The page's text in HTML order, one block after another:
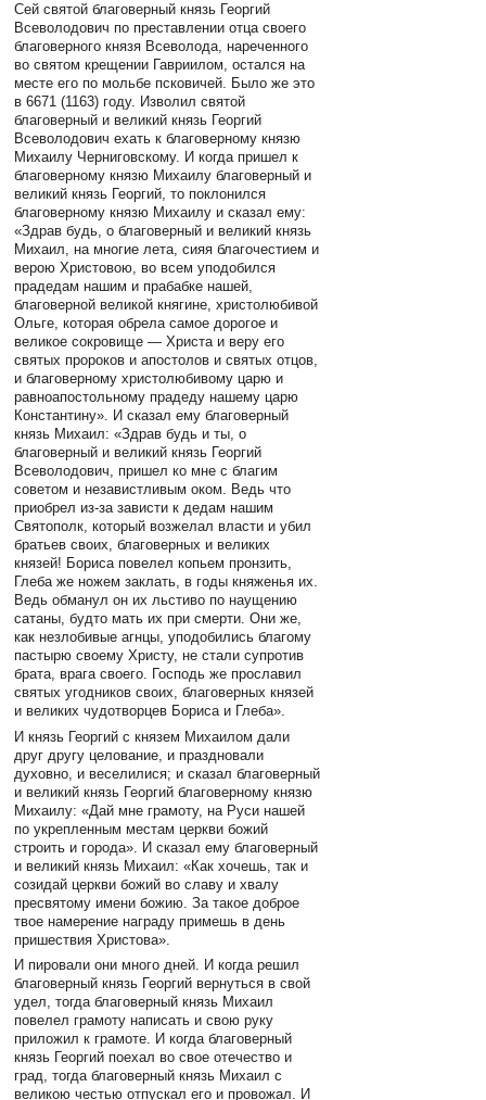
Сей святой благоверный князь Георгий
Всеволодович по преставлении отца своего
благоверного князя Всеволода, нареченного
во святом крещении Гавриилом, остался на
месте его по мольбе псковичей. Было же это
в 6671 (1163) году. Изволил святой
благоверный и великий князь Георгий
Всеволодович ехать к благоверному князю
Михаилу Черниговскому. И когда пришел к
благоверному князю Михаилу благоверный и
великий князь Георгий, то поклонился
благоверному князю Михаилу и сказал ему:
«Здрав будь, о благоверный и великий князь
Михаил, на многие лета, сияя благочестием и
верою Христовою, во всем уподобился
прадедам нашим и прабабке нашей,
благоверной великой княгине, христолюбивой
Ольге, которая обрела самое дорогое и
великое сокровище — Христа и веру его
святых пророков и апостолов и святых отцов,
и благоверному христолюбивому царю и
равноапостольному прадеду нашему царю
Константину». И сказал ему благоверный
князь Михаил: «Здрав будь и ты, о
благоверный и великий князь Георгий
Всеволодович, пришел ко мне с благим
советом и независтливым оком. Ведь что
приобрел из-за зависти к дедам нашим
Святополк, который возжелал власти и убил
братьев своих, благоверных и великих
князей! Бориса повелел копьем пронзить,
Глеба же ножем заклать, в годы княженья их.
Ведь обманул он их льстиво по наущению
сатаны, будто мать их при смерти. Они же,
как незлобивые агнцы, уподобились благому
пастырю своему Христу, не стали супротив
брата, врага своего. Господь же прославил
святых угодников своих, благоверных князей
и великих чудотворцев Бориса и Глеба».
И князь Георгий с князем Михаилом дали
друг другу целование, и праздновали
духовно, и веселилися; и сказал благоверный
и великий князь Георгий благоверному князю
Михаилу: «Дай мне грамоту, на Руси нашей
по укрепленным местам церкви божий
строить и города». И сказал ему благоверный
и великий князь Михаил: «Как хочешь, так и
созидай церкви божий во славу и хвалу
пресвятому имени божию. За такое доброе
твое намерение награду примешь в день
пришествия Христова».
И пировали они много дней. И когда решил
благоверный князь Георгий вернуться в свой
удел, тогда благоверный князь Михаил
повелел грамоту написать и свою руку
приложил к грамоте. И когда благоверный
князь Георгий поехал во свое отечество и
град, тогда благоверный князь Михаил с
великою честью отпускал его и провожал. И